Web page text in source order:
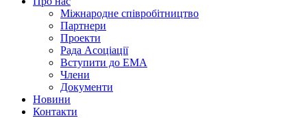
Міжнародне співробітництво
Партнери
Проекти
Рада Асоціації
Вступити до ЕМА
Члени
Документи
Новини
Контакти